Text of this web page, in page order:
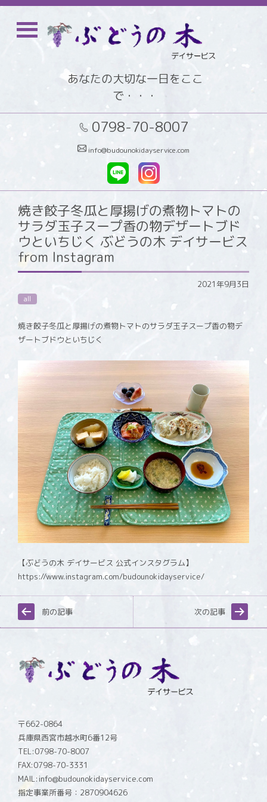
あなたの大切な一日をここ
で・・・
0798-70-8007
info@budounokidayservice.com
焼き餃子冬瓜と厚揚げの煮物トマトの
サラダ玉子スープ香の物デザートブド
ウといちじく ぶどうの木 デイサービス
from Instagram
2021年9月3日
all
焼き餃子冬瓜と厚揚げの煮物トマトのサラダ玉子スープ香の物デ
ザートブドウといちじく
【ぶどうの木 デイサービス 公式インスタグラム】
https://www.instagram.com/budounokidayservice/
前の記事 次の記事
〒662-0864
兵庫県西宮市越水町6番12号
TEL:0798-70-8007
FAX:0798-70-3331
MAIL:info@budounokidayservice.com
指定事業所番号：2870904626